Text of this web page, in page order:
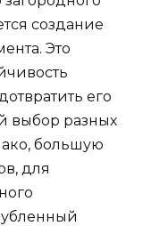
создание
Это
его
выбор разных
большую
для